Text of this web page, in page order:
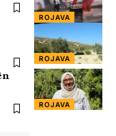
ROJAVA
ROJAVA
ROJAVA